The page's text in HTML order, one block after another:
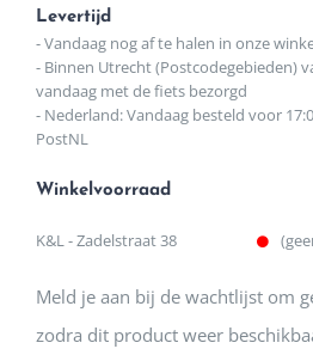
Levertijd
- Vandaag nog af te halen in onze
- Binnen Utrecht (Postcodegebieden)
vandaag met de fiets bezorgd
- Nederland: Vandaag besteld voor
PostNL
Winkelvoorraad
K&L - Zadelstraat 38
Meld je aan bij de wachtlijst om
zodra dit product weer